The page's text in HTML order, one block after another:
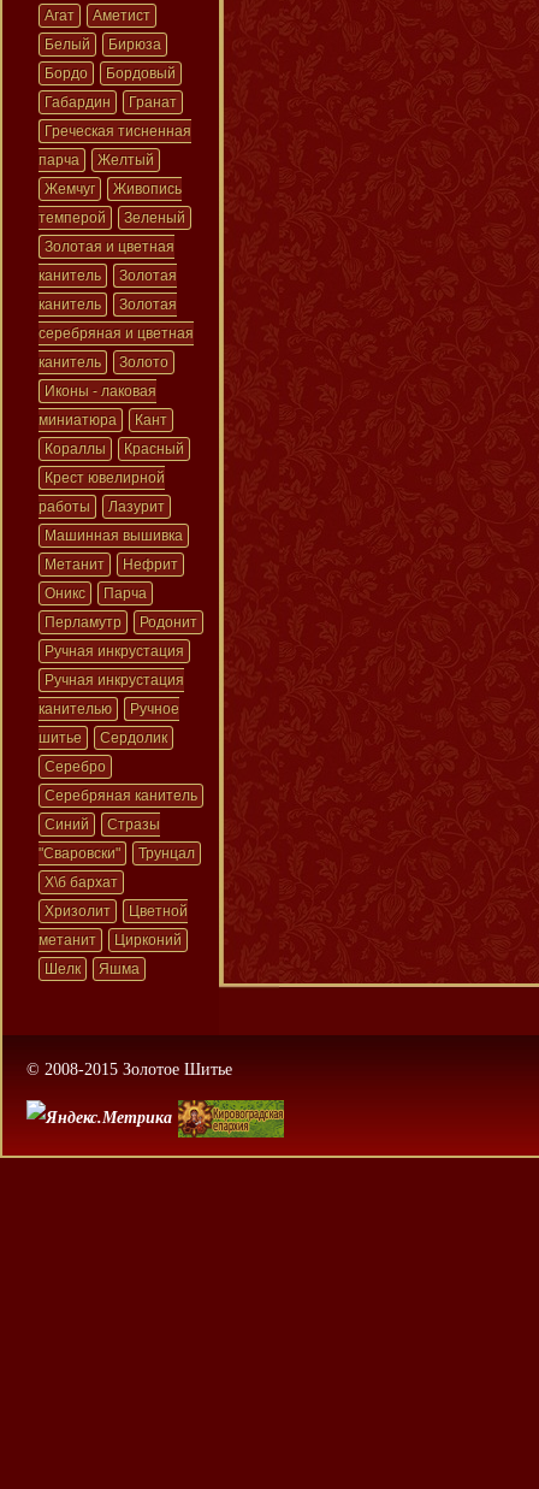
Агат
Аметист
Белый
Бирюза
Бордо
Бордовый
Габардин
Гранат
Греческая тисненная
парча
Желтый
Жемчуг
Живопись
темперой
Зеленый
Золотая и цветная
канитель
Золотая
канитель
Золотая
серебряная и цветная
канитель
Золото
Иконы - лаковая
миниатюра
Кант
Кораллы
Красный
Крест ювелирной
работы
Лазурит
Машинная вышивка
Метанит
Нефрит
Оникс
Парча
Перламутр
Родонит
Ручная инкрустация
Ручная инкрустация
канителью
Ручное
шитье
Сердолик
Серебро
Серебряная канитель
Синий
Стразы
"Сваровски"
Трунцал
Х\б бархат
Хризолит
Цветной
метанит
Цирконий
Шелк
Яшма
© 2008-2015 Золотое Шитье